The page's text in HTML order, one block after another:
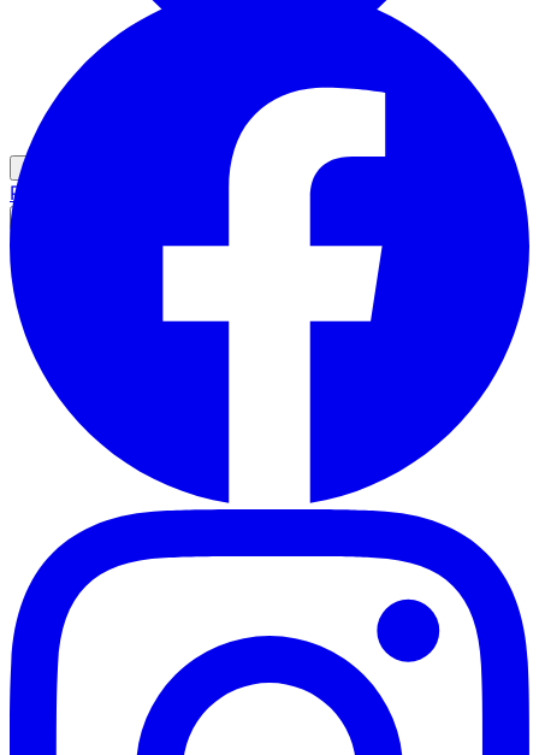
Partner Girişi